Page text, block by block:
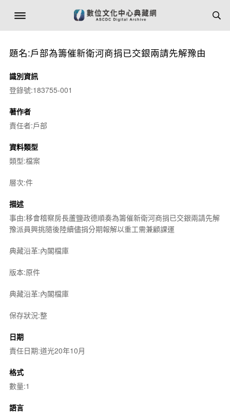
題名:戶部為籌催新衛河商捐已交銀兩請先解豫由
識別資訊
登錄號:183755-001
著作者
責任者:戶部
資料類型
類型:檔案
層次:件
描述
事由:移會稽察房長蘆鹽政德順奏為籌催新衛河商捐已交銀兩請先解
豫派員興挑隨後陸續儘捐分期報解以重工需兼顧課運
典藏沿革:內閣檔庫
版本:原件
典藏沿革:內閣檔庫
保存狀況:整
日期
責任日期:道光20年10月
格式
數量:1
語言